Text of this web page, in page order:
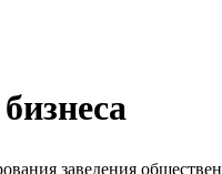
заведения